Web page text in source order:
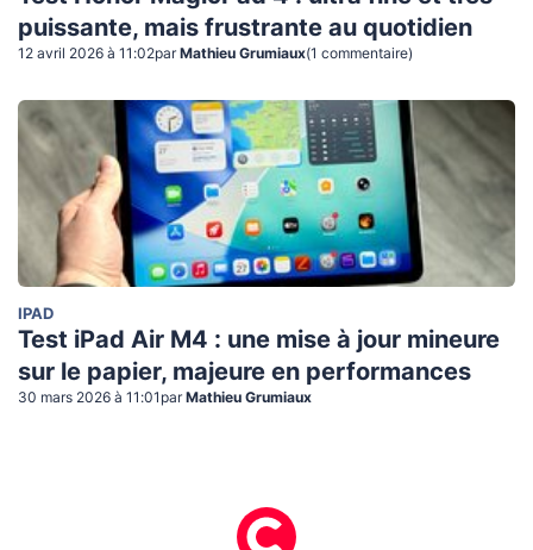
puissante, mais frustrante au quotidien
12 avril 2026 à 11:02par Mathieu Grumiaux(1 commentaire)
IPAD
Test iPad Air M4 : une mise à jour mineure
sur le papier, majeure en performances
30 mars 2026 à 11:01 par Mathieu Grumiaux